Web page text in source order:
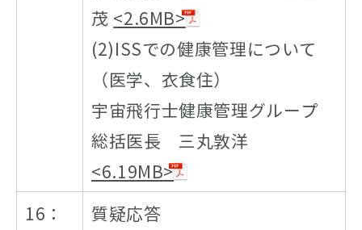
茂 <2.6MB>
(2)ISSでの健康管理について
（医学、衣食住）
宇宙飛行士健康管理グループ
総括医長 三丸敦洋
<6.19MB>
16：
質疑応答